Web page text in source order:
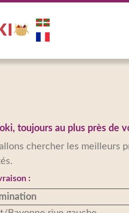
toujours au plus près de
chercher les meilleurs
: